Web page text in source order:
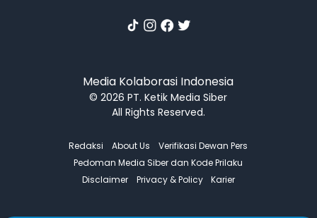
Media Kolaborasi Indonesia
© 2026 PT. Ketik Media Siber
All Rights Reserved.
Redaksi About Us
Verifikasi Dewan Pers
Pedoman Media Siber dan Kode Prilaku
Disclaimer
Privacy & Policy Karier